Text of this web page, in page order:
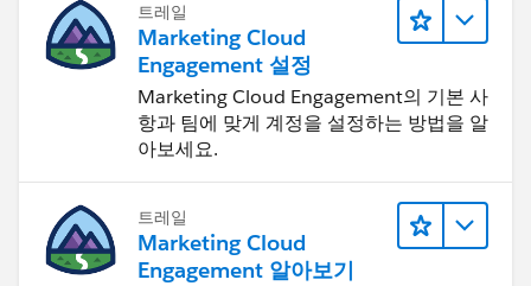
트레일
Marketing Cloud
Engagement 설정
Marketing Cloud Engagement의 기본 사
항과 팀에 맞게 계정을 설정하는 방법을 알
아보세요.
트레일
Marketing Cloud
Engagement 알아보기